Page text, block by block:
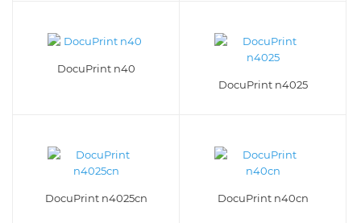
DocuPrint n40
DocuPrint n4025
DocuPrint n4025cn DocuPrint n40cn